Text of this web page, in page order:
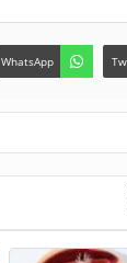
WhatsApp